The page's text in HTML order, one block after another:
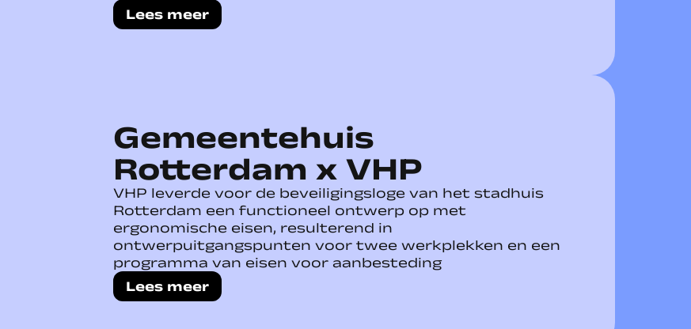
Lees meer
Gemeentehuis
Rotterdam x VHP
VHP leverde voor de beveiligingsloge van het stadhuis
Rotterdam een functioneel ontwerp op met
ergonomische eisen, resulterend in
ontwerpuitgangspunten voor twee werkplekken en een
programma van eisen voor aanbesteding
Lees meer